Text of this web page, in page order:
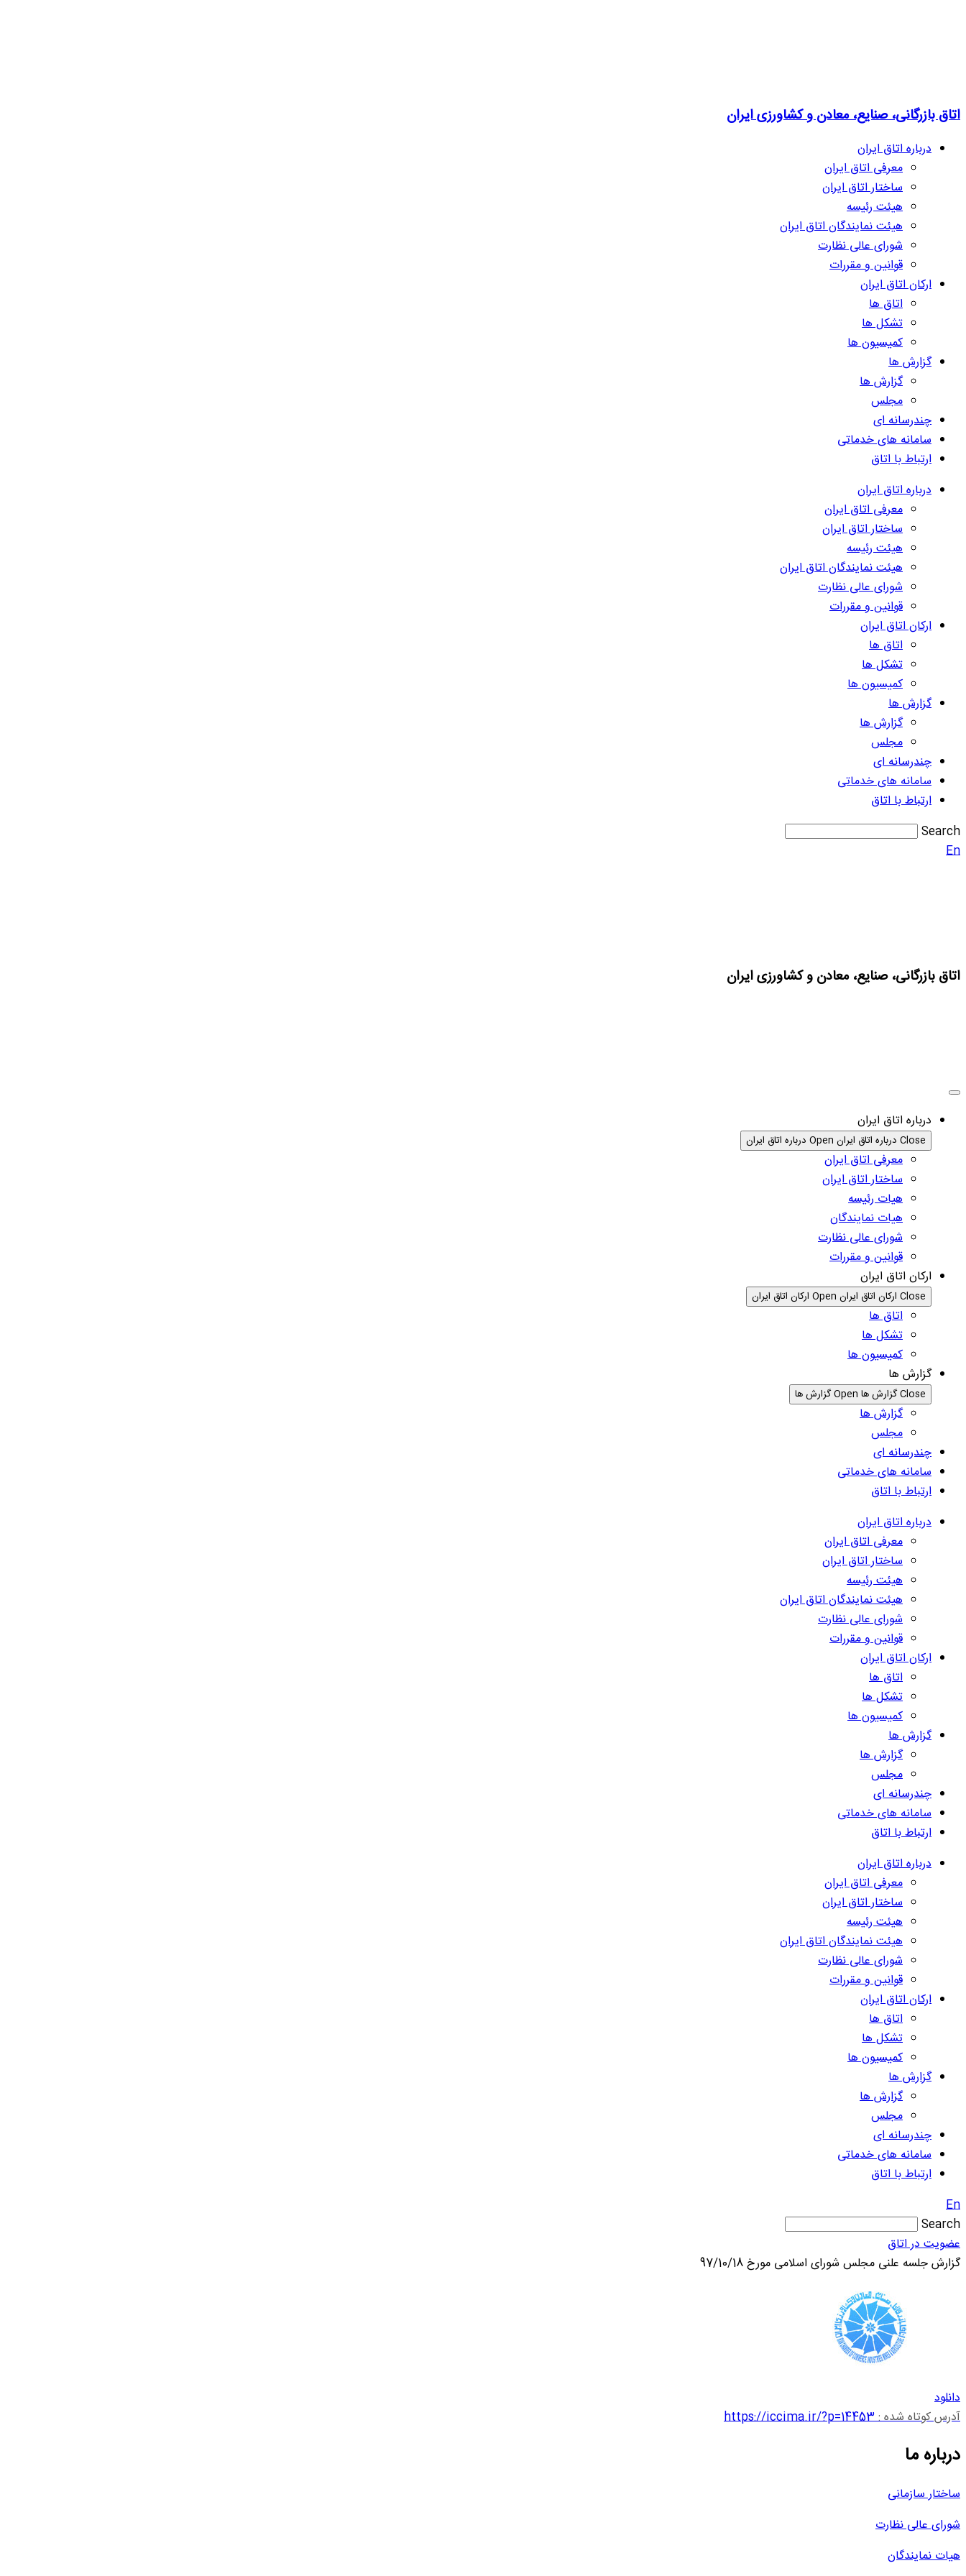
اتاق بازرگانی، صنایع، معادن و کشاورزی ایران
درباره اتاق ایران
معرفی اتاق ایران
ساختار اتاق ایران
هیئت رئیسه
هیئت نمایندگان اتاق ایران
شورای عالی نظارت
قوانین و مقررات
ارکان اتاق ایران
اتاق ها
تشکل ها
کمیسیون ها
گزارش ها
گزارش ها
مجلس
چندرسانه ای
سامانه های خدماتی
ارتباط با اتاق
درباره اتاق ایران
معرفی اتاق ایران
ساختار اتاق ایران
هیئت رئیسه
هیئت نمایندگان اتاق ایران
شورای عالی نظارت
قوانین و مقررات
ارکان اتاق ایران
اتاق ها
تشکل ها
کمیسیون ها
گزارش ها
گزارش ها
مجلس
چندرسانه ای
سامانه های خدماتی
ارتباط با اتاق
Search
En
اتاق بازرگانی، صنایع، معادن و کشاورزی ایران
درباره اتاق ایران
Close درباره اتاق ایران Open درباره اتاق ایران
معرفی اتاق ایران
ساختار اتاق ایران
هیات رئیسه
هیات نمایندگان
شورای عالی نظارت
قوانین و مقررات
ارکان اتاق ایران
Close ارکان اتاق ایران Open ارکان اتاق ایران
اتاق ها
تشکل ها
کمیسیون ها
گزارش ها
Close گزارش ها Open گزارش ها
گزارش ها
مجلس
چندرسانه ای
سامانه های خدماتی
ارتباط با اتاق
درباره اتاق ایران
معرفی اتاق ایران
ساختار اتاق ایران
هیئت رئیسه
هیئت نمایندگان اتاق ایران
شورای عالی نظارت
قوانین و مقررات
ارکان اتاق ایران
اتاق ها
تشکل ها
کمیسیون ها
گزارش ها
گزارش ها
مجلس
چندرسانه ای
سامانه های خدماتی
ارتباط با اتاق
درباره اتاق ایران
معرفی اتاق ایران
ساختار اتاق ایران
هیئت رئیسه
هیئت نمایندگان اتاق ایران
شورای عالی نظارت
قوانین و مقررات
ارکان اتاق ایران
اتاق ها
تشکل ها
کمیسیون ها
گزارش ها
گزارش ها
مجلس
چندرسانه ای
سامانه های خدماتی
ارتباط با اتاق
En
Search
عضویت در اتاق
گزارش جلسه علنی مجلس شورای اسلامی مورخ 97/10/18
دانلود
آدرس کوتاه شده :https://iccima.ir/?p=14453
درباره ما
ساختار سازمانی
شورای عالی نظارت
هیات نمایندگان